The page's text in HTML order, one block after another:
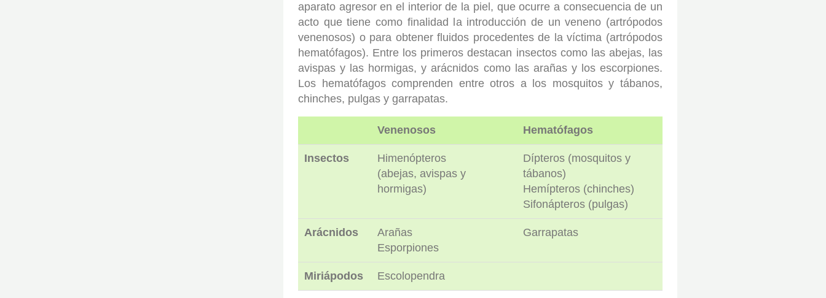
aparato agresor en el interior de la piel, que ocurre a consecuencia de un
acto que tiene como finalidad la introducción de un veneno (artrópodos
venenosos) o para obtener fluidos procedentes de la víctima (artrópodos
hematófagos). Entre los primeros destacan insectos como las abejas, las
avispas y las hormigas, y arácnidos como las arañas y los escorpiones.
Los hematófagos comprenden entre otros a los mosquitos y tábanos,
chinches, pulgas y garrapatas.
Venenosos Hematófagos
Insectos
Himenópteros
(abejas, avispas y
hormigas)
Dípteros (mosquitos y
tábanos)
Hemípteros (chinches)
Sifonápteros (pulgas)
Arácnidos
Arañas
Esporpiones
Garrapatas
Miriápodos Escolopendra